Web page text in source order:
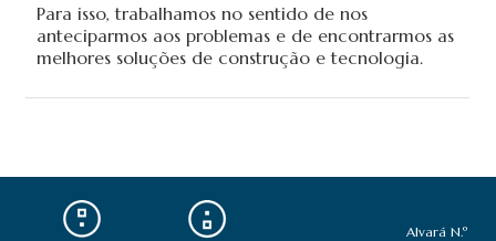
Para isso, trabalhamos no sentido de nos
anteciparmos aos problemas e de encontrarmos as
melhores soluções de construção e tecnologia.
Alvará N.º